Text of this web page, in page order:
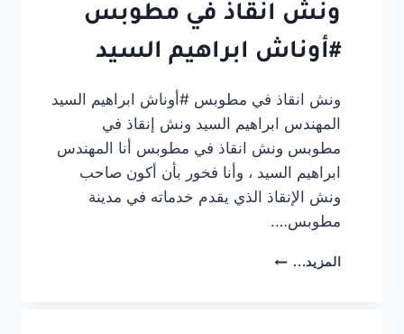
حي
وسط
ونش انقاذ في مطوبس
#أوناش ابراهيم السيد
ونش انقاذ في مطوبس #أوناش ابراهيم السيد
المهندس ابراهيم السيد ونش إنقاذ في
مطوبس ونش انقاذ في مطوبس أنا المهندس
ابراهيم السيد ، وأنا فخور بأن أكون صاحب
ونش الإنقاذ الذي يقدم خدماته في مدينة
مطوبس….
المزيد... ونش